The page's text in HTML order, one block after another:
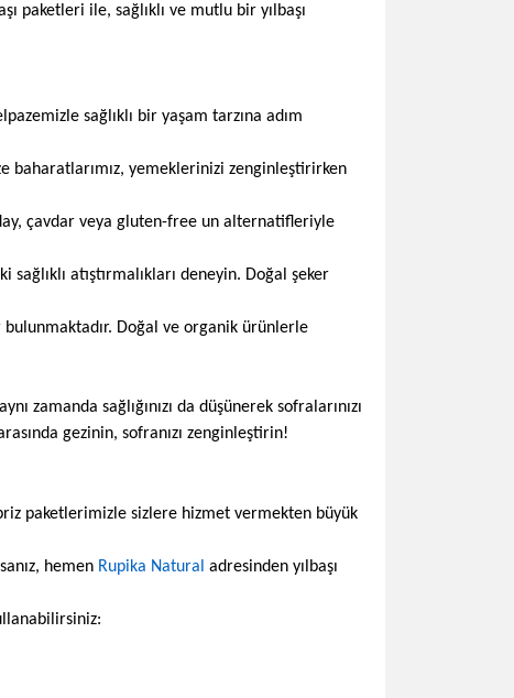
paketleri ile, sağlıklı ve mutlu bir yılbaşı
sağlıklı bir yaşam tarzına adım
baharatlarımız, yemeklerinizi zenginleştirirken
çavdar veya gluten-free un alternatifleriyle
sağlıklı atıştırmalıkları deneyin. Doğal şeker
Doğal ve organik ürünlerle
zamanda sağlığınızı da düşünerek sofralarınızı
gezinin, sofranızı zenginleştirin!
paketlerimizle sizlere hizmet vermekten büyük
hemen Rupika Natural adresinden yılbaşı